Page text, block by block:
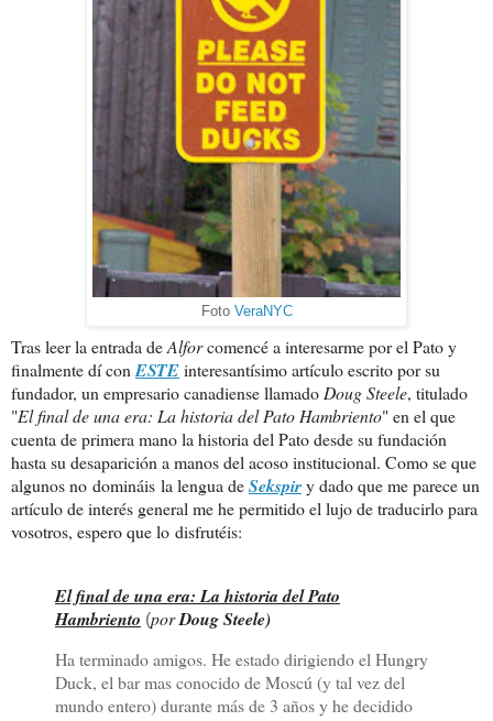
Foto VeraNYC
Tras leer la entrada deAlforcomencé a interesarme por el Pato y
finalmente dí conESTEinteresantísimo artículo escrito por su
fundador, un empresario canadiense llamadoDoug Steele, titulado
"El final de una era: La historia del Pato Hambriento" en el que
cuenta de primera mano la historia del Pato desde su fundación
hasta su desaparición a manos del acoso institucional. Como se que
algunos no domináis la lengua deSekspiry dado que me parece un
artículo de interés general me he permitido el lujo de traducirlo para
vosotros, espero que lo disfrutéis:
El final de una era: La historia del Pato
Hambriento (porDoug Steele)
Ha terminado amigos. He estado dirigiendo el Hungry
Duck, el bar mas conocido de Moscú (y tal vez del
mundo entero) durante más de 3 años y he decidido